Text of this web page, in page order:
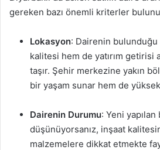
gereken bazı önemli kriterler
Lokasyon: Dairenin bulunduğu
kalitesi hem de yatırım getirisi
taşır. Şehir merkezine yakın
bir yaşam sunar hem de
Dairenin Durumu: Yeni yapılan
düşünüyorsanız, inşaat
malzemelere dikkat etmekte